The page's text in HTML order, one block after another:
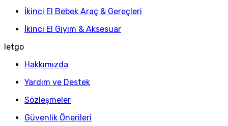
İkinci El Bebek Araç & Gereçleri
İkinci El Giyim & Aksesuar
letgo
Hakkımızda
Yardım ve Destek
Sözleşmeler
Güvenlik Önerileri